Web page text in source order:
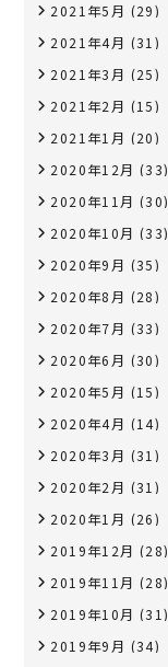
2021年5月 (29)
2021年4月 (31)
2021年3月 (25)
2021年2月 (15)
2021年1月 (20)
2020年12月 (33)
2020年11月 (30)
2020年10月 (33)
2020年9月 (35)
2020年8月 (28)
2020年7月 (33)
2020年6月 (30)
2020年5月 (15)
2020年4月 (14)
2020年3月 (31)
2020年2月 (31)
2020年1月 (26)
2019年12月 (28)
2019年11月 (28)
2019年10月 (31)
2019年9月 (34)